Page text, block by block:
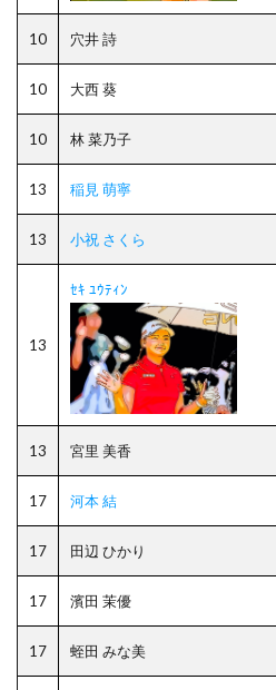
10 穴井 詩
10 大西 葵
10 林 菜乃子
13 稲見 萌寧
13 小祝 さくら
13
ｾｷ ﾕｳﾃｨﾝ
13 宮里 美香
17 河本 結
17 田辺 ひかり
17 濱田 茉優
17 蛭田 みな美